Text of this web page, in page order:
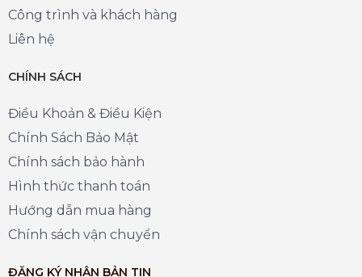
Công trình và khách hàng
Liên hệ
CHÍNH SÁCH
Điều Khoản & Điều Kiện
Chính Sách Bảo Mật
Chính sách bảo hành
Hình thức thanh toán
Hướng dẫn mua hàng
Chính sách vận chuyển
ĐĂNG KÝ NHẬN BẢN TIN